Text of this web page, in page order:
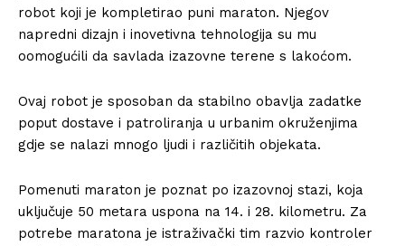
robot koji je kompletirao puni maraton. Njegov
napredni dizajn i inovetivna tehnologija su mu
oomogućili da savlada izazovne terene s lakoćom.
Ovaj robot je sposoban da stabilno obavlja zadatke
poput dostave i patroliranja u urbanim okruženjima
gdje se nalazi mnogo ljudi i različitih objekata.
Pomenuti maraton je poznat po izazovnoj stazi, koja
uključuje 50 metara uspona na 14. i 28. kilometru. Za
potrebe maratona je istraživački tim razvio kontroler